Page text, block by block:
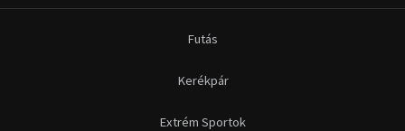
Futás
Kerékpár
Extrém Sportok